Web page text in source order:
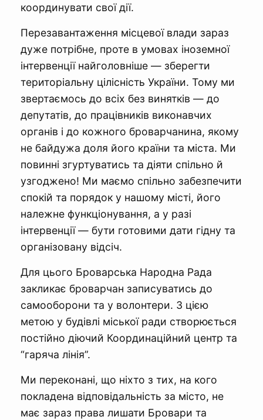
координувати свої дії.
Перезавантаження місцевої влади зараз
дуже потрібне, проте в умовах іноземної
інтервенції найголовніше — зберегти
територіальну цілісність України. Тому ми
звертаємось до всіх без винятків — до
депутатів, до працівників виконавчих
органів і до кожного броварчанина, якому
не байдужа доля його країни та міста. Ми
повинні згуртуватись та діяти спільно й
узгоджено! Ми маємо спільно забезпечити
спокій та порядок у нашому місті, його
належне функціонування, а у разі
інтервенції — бути готовими дати гідну та
організовану відсіч.
Для цього Броварська Народна Рада
закликає броварчан записуватись до
самооборони та у волонтери. З цією
метою у будівлі міської ради створюється
постійно діючий Координаційний центр та
“гаряча лінія”.
Ми переконані, що ніхто з тих, на кого
покладена відповідальність за місто, не
має зараз права лишати Бровари та